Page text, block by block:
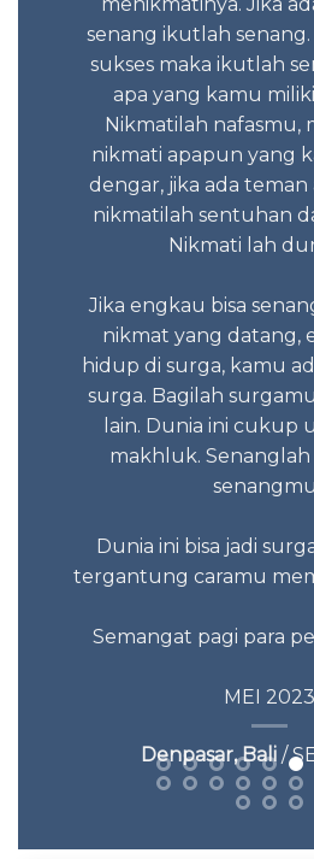
senang ikutlah senang.
sukses maka ikutlah
apa yang kamu
Nikmatilah nafasmu,
nikmati apapun yang
dengar, jika ada
nikmatilah sentuhan
Nikmati lah
Jika engkau bisa
nikmat yang datang,
hidup di surga, kamu
surga. Bagilah
lain. Dunia ini cukup
makhluk.
Dunia ini bisa jadi
tergantung caramu
Semangat pagi para
MEI 2023
Denpasar, Bali/